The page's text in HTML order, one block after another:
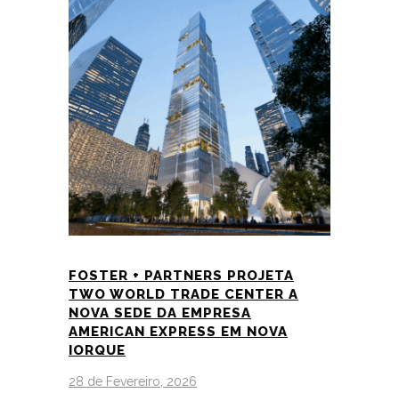
FOSTER + PARTNERS PROJETA
TWO WORLD TRADE CENTER A
NOVA SEDE DA EMPRESA
AMERICAN EXPRESS EM NOVA
IORQUE
28 de Fevereiro, 2026